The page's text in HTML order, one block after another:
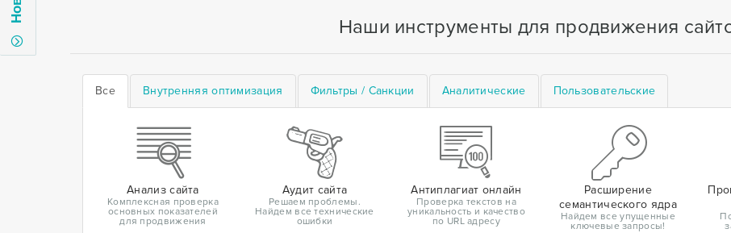
Наши инструменты для продвижения
Все Внутренняя оптимизация Фильтры / Санкции Аналитические Пользовательские
Анализ сайта
Комплексная проверка
основных показателей
для продвижения
Аудит сайта
Решаем проблемы.
Найдем все технические
ошибки
Антиплагиат онлайн
Проверка текстов на
уникальность и качество
по URL адресу
Расширение
семантического ядра
Найдем все упущенные
ключевые запросы!